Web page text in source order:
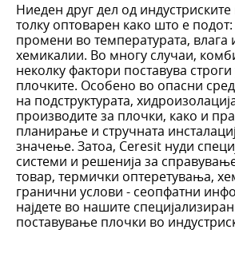
Ниеден друг дел од
толку оптоварен како што е
промени во температурата, влага
хемикалии. Во многу случаи,
неколку фактори поставува
плочките. Особено во опасни
на подструктурата,
производите за плочки, како и
планирање и стручната
значење. Затоа, Ceresit нуди
системи и решенија за
товар, термички оптеретувања,
гранични услови - сеопфатни
најдете во нашите
поставување плочки во